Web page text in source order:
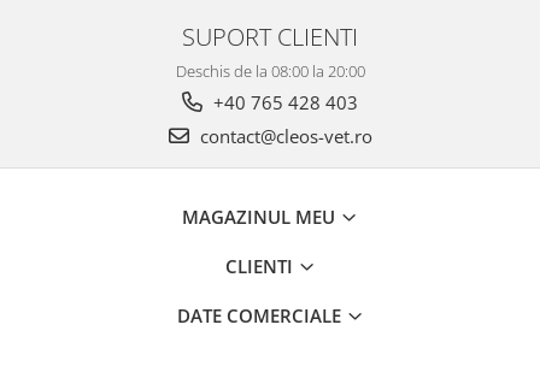
SUPORT CLIENTI
Deschis de la 08:00 la 20:00
+40 765 428 403
contact@cleos-vet.ro
MAGAZINUL MEU
CLIENTI
DATE COMERCIALE